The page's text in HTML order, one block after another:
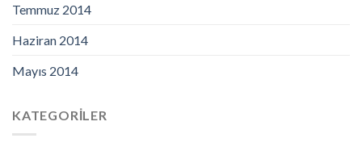
Temmuz 2014
Haziran 2014
Mayıs 2014
KATEGORILER